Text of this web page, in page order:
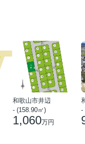
和歌山市井辺
- (158.90㎡)
1,060万円
-